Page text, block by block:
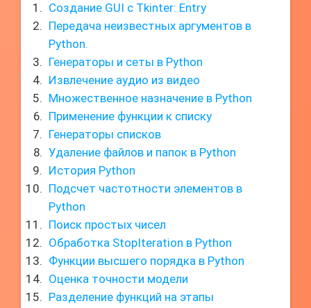
Создание GUI с Tkinter: Entry
Передача неизвестных аргументов в
Python.
Генераторы и сеты в Python
Извлечение аудио из видео
Множественное назначение в Python
Применение функции к списку
Генераторы списков
Удаление файлов и папок в Python
История Python
Подсчет частотности элементов в
Python
Поиск простых чисел
Обработка StopIteration в Python
Функции высшего порядка в Python
Оценка точности модели
Разделение функций на этапы